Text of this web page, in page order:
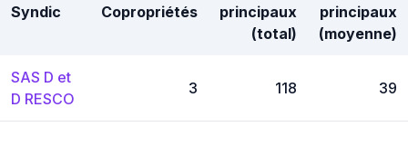
Syndic Copropriétés
principaux
(total)
principaux
(moyenne)
SAS D et
D RESCO
3 118 39